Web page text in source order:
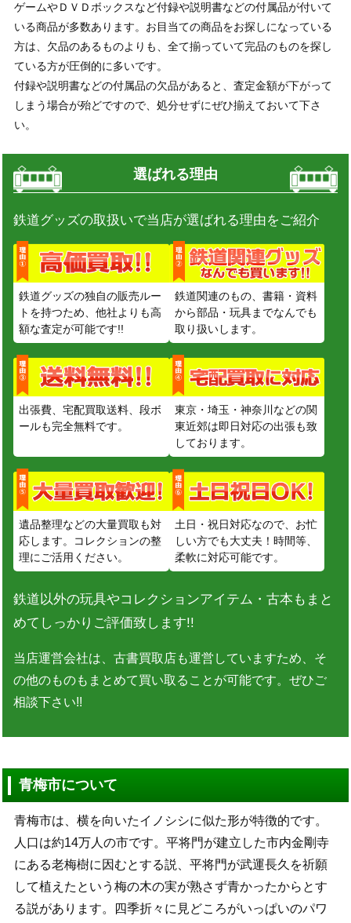
ゲームやＤＶＤボックスなど付録や説明書などの付属品が付いて
いる商品が多数あります。お目当ての商品をお探しになっている
方は、欠品のあるものよりも、全て揃っていて完品のものを探し
ている方が圧倒的に多いです。
付録や説明書などの付属品の欠品があると、査定金額が下がって
しまう場合が殆どですので、処分せずにぜひ揃えておいて下さ
い。
選ばれる理由
鉄道グッズの取扱いで当店が選ばれる理由をご紹介
鉄道グッズの独自の販売ルー
トを持つため、他社よりも高
額な査定が可能です!!
鉄道関連のもの、書籍・資料
から部品・玩具までなんでも
取り扱いします。
出張費、宅配買取送料、段ボ
ールも完全無料です。
東京・埼玉・神奈川などの関
東近郊は即日対応の出張も致
しております。
遺品整理などの大量買取も対
応します。コレクションの整
理にご活用ください。
土日・祝日対応なので、お忙
しい方でも大丈夫！時間等、
柔軟に対応可能です。
鉄道以外の玩具やコレクションアイテム・古本もまと
めてしっかりご評価致します!!
当店運営会社は、古書買取店も運営していますため、そ
の他のものもまとめて買い取ることが可能です。ぜひご
相談下さい!!
青梅市について
青梅市は、横を向いたイノシシに似た形が特徴的です。
人口は約14万人の市です。平将門が建立した市内金剛寺
にある老梅樹に因むとする説、平将門が武運長久を祈願
して植えたという梅の木の実が熟さず青かったからとす
る説があります。四季折々に見どころがいっぱいのパワ